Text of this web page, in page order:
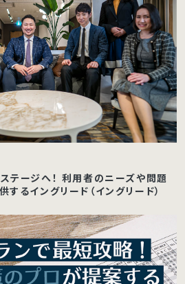
テージへ！ 利用者のニーズや問題
るイングリード（イングリード）